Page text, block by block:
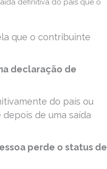
definitiva do país que o
que o contribuinte
declaração de
do país ou
de uma saída
perde o status de